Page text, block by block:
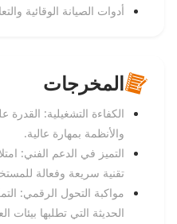
أدوات الصيانة الوقائية
المخرجات
الكفاءة التشغيلية:
والأنظمة بمهارة عالية.
التميز في الدعم الفني:
تقنية سريعة وفعالة
مواكبة التحول الرقمي:
الحديثة التي تطلبها بيئات